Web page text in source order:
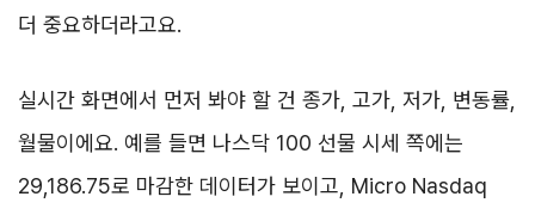
더 중요하더라고요.
실시간 화면에서 먼저 봐야 할 건 종가, 고가, 저가, 변동률,
월물이에요. 예를 들면 나스닥 100 선물 시세 쪽에는
29,186.75로 마감한 데이터가 보이고, Micro Nasdaq